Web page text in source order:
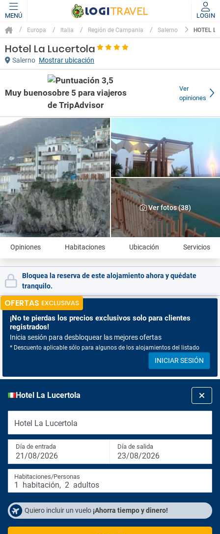
MENÚ LOGIN
Europa Italia Región de Campania Salerno HOTEL
Hotel La Lucertola
Salerno Mostrar ubicación
Muy bueno
Ver
opiniones
Ver fotos (38)
Opiniones Habitaciones Ubicación Servicios
Bloquea la reserva de este alojamiento ahora y quédate
tranquilo.
OFERTAS EXCLUSIVAS
¡No te pierdas los precios exclusivos solo para clientes
registrados!
Inicia sesión para desbloquear las mejores ofertas
* Descuento aplicable sólo para algunos de los alojamientos del listado
INICIAR SESIÓN
Hotel La Lucertola
Hotel La Lucertola
Día de entrada
21/08/2026
Día de salida
23/08/2026
Habitaciones/Personas
1 habitación, 2 adultos
Quiero incluir un vuelo ¡Ahorra tiempo y dinero!